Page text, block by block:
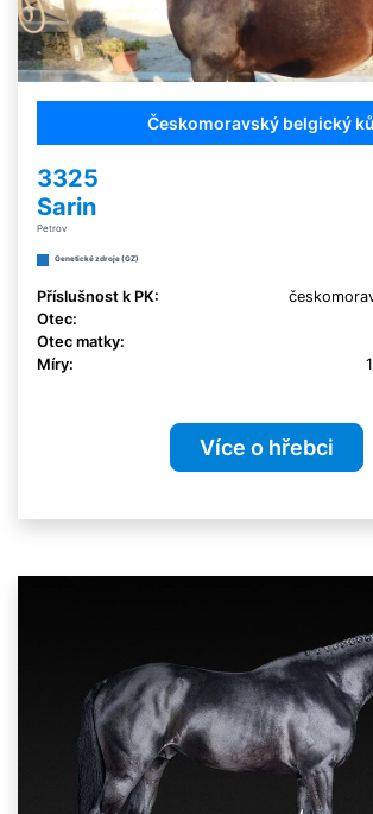
Českomoravský belgický
3325
Sarin
Petrov
Genetické zdroje (GZ)
Příslušnost k PK:
Otec:
Otec matky:
Míry:
Více o hřebci